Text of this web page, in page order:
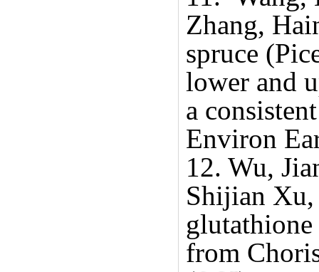
Zhang,
spruce
lower and
a
Environ
12. Wu,
Shijian
glutathione
from